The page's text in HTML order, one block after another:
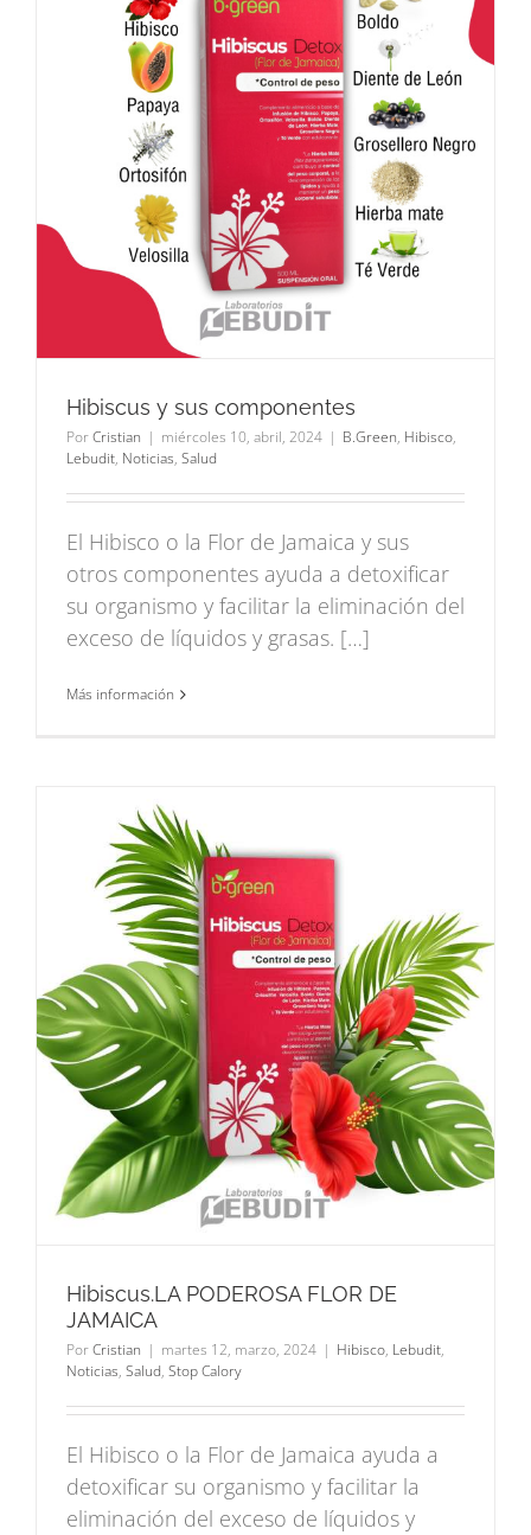
Hibiscus y sus componentes
PorCristian | miércoles 10, abril, 2024 | B.Green, Hibisco,
Lebudit, Noticias, Salud
El Hibisco o la Flor de Jamaica y sus
otros componentes ayuda a detoxificar
su organismo y facilitar la eliminación del
exceso de líquidos y grasas. […]
Más información
Hibiscus.LA PODEROSA FLOR DE
JAMAICA
PorCristian | martes 12, marzo, 2024 | Hibisco, Lebudit,
Noticias, Salud, Stop Calory
El Hibisco o la Flor de Jamaica ayuda a
detoxificar su organismo y facilitar la
eliminación del exceso de líquidos y